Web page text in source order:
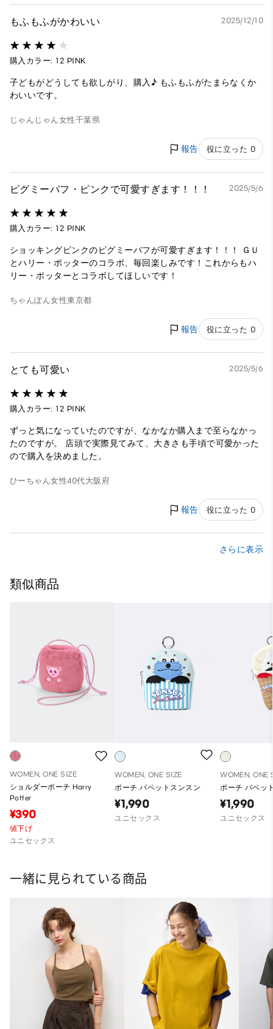
もふもふがかわいい 2025/12/10
購入カラー: 12 PINK
子どもがどうしても欲しがり、購入♪ もふもふがたまらなくか
わいいです。
じゃんじゃん女性千葉県
報告 役に立った 0
ピグミーパフ・ピンクで可愛すぎます！！！ 2025/5/6
購入カラー: 12 PINK
ショッキングピンクのピグミーパフが可愛すぎます！！！ ＧＵ
とハリー・ポッターのコラボ、毎回楽しみです！これからもハ
リー・ポッターとコラボしてほしいです！
ちゃんぽん女性東京都
報告 役に立った 0
とても可愛い 2025/5/6
購入カラー: 12 PINK
ずっと気になっていたのですが、なかなか購入まで至らなかっ
たのですが。 店頭で実際見てみて、大きさも手頃で可愛かった
ので購入を決めました。
ひーちゃん女性40代大阪府
報告 役に立った 0
さらに表示
類似商品
WOMEN, ONE SIZE
ショルダーポーチ Harry
Potter
¥390
値下げ
ユニセックス
WOMEN, ONE SIZE
ポーチ パペットスンスン
¥1,990
ユニセックス
WOMEN, ONE
ポーチ パペッ
¥1,990
ユニセックス
一緒に見られている商品